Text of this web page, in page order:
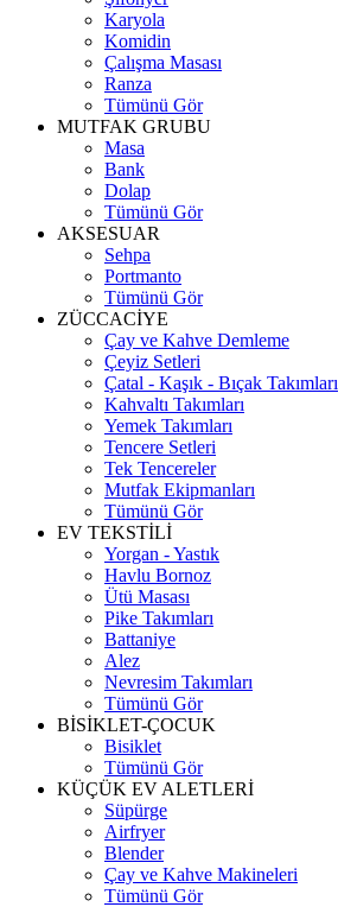
Karyola
Komidin
Çalışma Masası
Ranza
Tümünü Gör
MUTFAK GRUBU
Masa
Bank
Dolap
Tümünü Gör
AKSESUAR
Sehpa
Portmanto
Tümünü Gör
ZÜCCACİYE
Çay ve Kahve Demleme
Çeyiz Setleri
Çatal - Kaşık - Bıçak Takımları
Kahvaltı Takımları
Yemek Takımları
Tencere Setleri
Tek Tencereler
Mutfak Ekipmanları
Tümünü Gör
EV TEKSTİLİ
Yorgan - Yastık
Havlu Bornoz
Ütü Masası
Pike Takımları
Battaniye
Alez
Nevresim Takımları
Tümünü Gör
BİSİKLET-ÇOCUK
Bisiklet
Tümünü Gör
KÜÇÜK EV ALETLERİ
Süpürge
Airfryer
Blender
Çay ve Kahve Makineleri
Tümünü Gör